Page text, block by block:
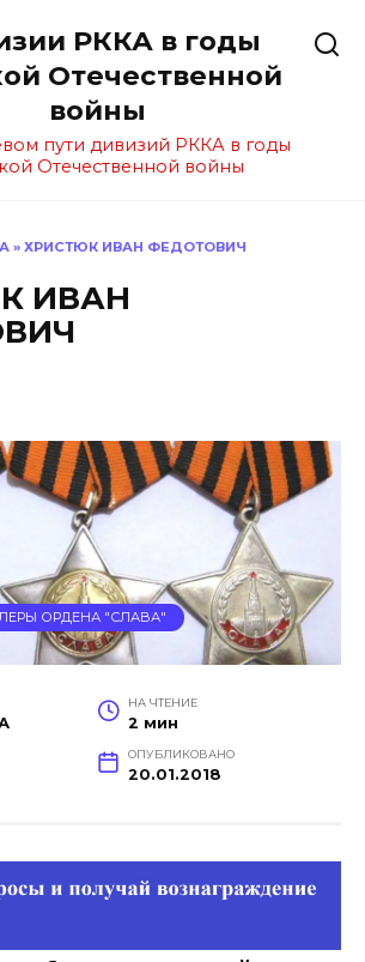
РККА в годы
Отечественной
войны
пути дивизий РККА в годы
Отечественной войны
» ХРИСТЮК ИВАН ФЕДОТОВИЧ
ИВАН
ОРДЕНА "СЛАВА"
НА ЧТЕНИЕ
2 мин
ОПУБЛИКОВАНО
20.01.2018